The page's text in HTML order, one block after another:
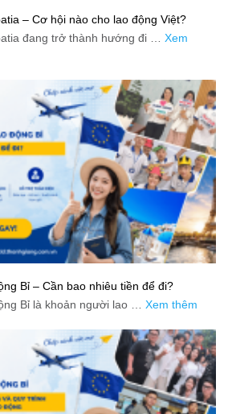
– Cơ hội nào cho lao động Việt?
đang trở thành hướng đi … Xem
Bỉ – Cần bao nhiêu tiền để đi?
Bỉ là khoản người lao … Xem thêm